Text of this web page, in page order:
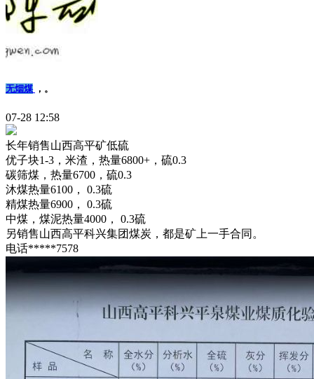
无烟煤 ，。
07-28 12:58
长年销售山西高平矿低硫
优子块1-3，米渣，热量6800+，硫0.3
碳筛煤，热量6700，硫0.3
沐煤热量6100， 0.3硫
精煤热量6900， 0.3硫
中煤，煤泥热量4000， 0.3硫
另销售山西高平科兴集团煤炭，都是矿上一手合同。
电话*****7578